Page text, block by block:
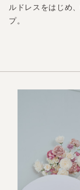
ルドレスをはじめ
プ。